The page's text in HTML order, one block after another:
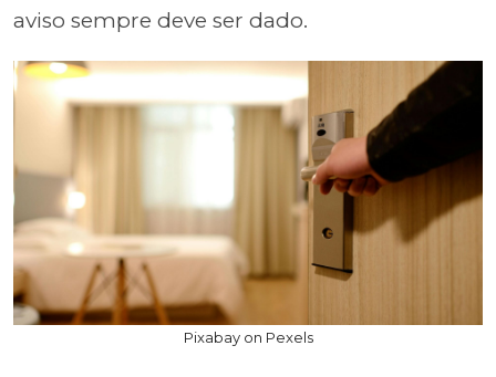
aviso sempre deve ser dado.
Pixabay on Pexels